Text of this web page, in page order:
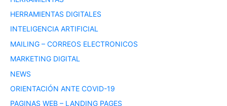
HERRAMIENTAS DIGITALES
INTELIGENCIA ARTIFICIAL
MAILING – CORREOS ELECTRONICOS
MARKETING DIGITAL
NEWS
ORIENTACIÓN ANTE COVID-19
PAGINAS WEB – LANDING PAGES